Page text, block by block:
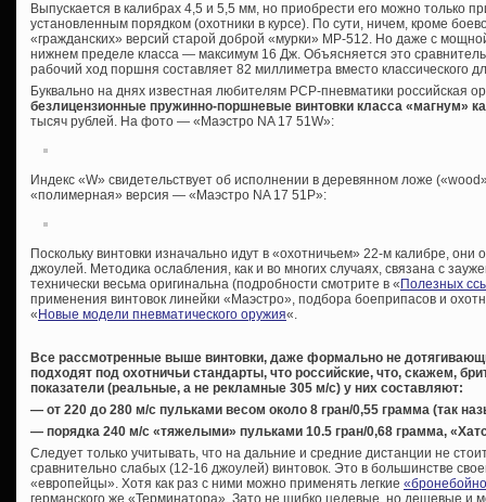
Выпускается в калибрах 4,5 и 5,5 мм, но приобрести его можно только
установленным порядком (охотники в курсе). По сути, ничем, кроме
«гражданских» версий старой доброй «мурки» МР-512. Но даже с
нижнем пределе класса — максимум 16 Дж. Объясняется это
рабочий ход поршня составляет 82 миллиметра вместо классического
Буквально на днях известная любителям PCP-пневматики российская
безлицензионные пружинно-поршневые винтовки класса «магнум»
тысяч рублей. На фото — «Маэстро NA 17 51W»:
Индекс «W» свидетельствует об исполнении в деревянном ложе
«полимерная» версия — «Маэстро NA 17 51P»:
Поскольку винтовки изначально идут в «охотничьем» 22-м калибре,
джоулей. Методика ослабления, как и во многих случаях, связана с
технически весьма оригинальна (подробности смотрите в « Полезных
применения винтовок линейки «Маэстро», подбора боеприпасов и
« Новые модели пневматического оружия«.
Все рассмотренные выше винтовки, даже формально не
подходят под охотничьи стандарты, что российские, что, скажем,
показатели (реальные, а не рекламные 305 м/с) у них составляют:
— от 220 до 280 м/с пульками весом около 8 гран/0,55 грамма (так
— порядка 240 м/с «тяжелыми» пульками 10.5 гран/0,68 грамма,
Следует только учитывать, что на дальние и средние дистанции не
сравнительно слабых (12-16 джоулей) винтовок. Это в большинстве
«европейцы». Хотя как раз с ними можно применять легкие